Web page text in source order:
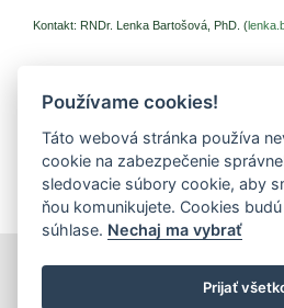
Kontakt: RNDr. Lenka Bartošová, PhD. (
Prílohy (dokumenty na stiahnutie)
Pozvánka (pdf, 199.36 Kb, 81x)
Plán ÚS 2026 (pdf, 263 Kb, 71x)
Copyright © 2026 Správca obsahu -
Používame cookies!
Táto webová stránka používa
cookie na zabezpečenie
sledovacie súbory cookie, aby
ňou komunikujete. Cookies
súhlase. Nechaj ma vybrať
Prijať